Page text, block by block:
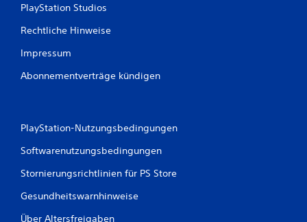
b
a
n
o
t
i
n
S
t
PlayStation Studios
Rechtliche Hinweise
Impressum
Abonnementverträge kündigen
PlayStation-Nutzungsbedingungen
Softwarenutzungsbedingungen
Stornierungsrichtlinien für PS Store
Gesundheitswarnhinweise
Über Altersfreigaben